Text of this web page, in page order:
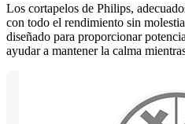
Los cortapelos de Philips,
con todo el rendimiento sin
diseñado para proporcionar
ayudar a mantener la calma